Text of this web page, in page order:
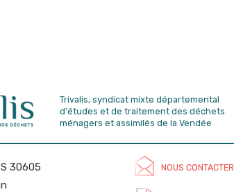
Trivalis, syndicat mixte départemental
d'études et de traitement des déchets
ménagers et assimilés de la Vendée
30605
NOUS CONTACTER